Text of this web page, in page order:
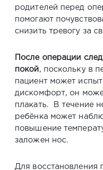
родителей перед
помогают
снизить тревогу за
После операции
покой, поскольку в
пациент может
дискомфорт, он
плакать. В течение
ребёнка может
повышение
заложен нос.
Для восстановления